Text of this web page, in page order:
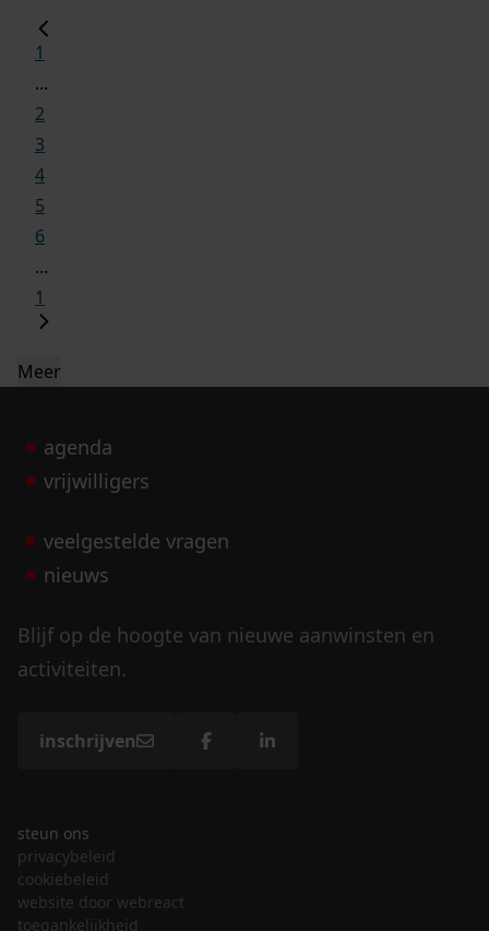
1
...
2
3
4
5
6
...
1
Meer
agenda
vrijwilligers
veelgestelde vragen
nieuws
Blijf op de hoogte van nieuwe aanwinsten en
activiteiten.
inschrijven
steun ons
privacybeleid
cookiebeleid
website door webreact
toegankelijkheid